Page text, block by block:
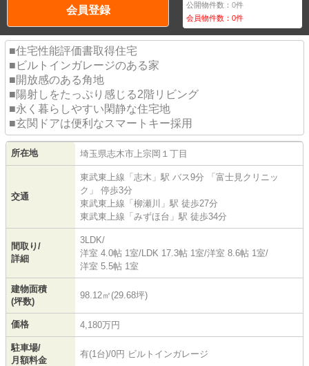
会員登録 公開物件数：0件
会員物件数：0件
■住宅性能評価書取得住宅
■ビルトインガレージのある家
■開放感のある角地
■陽射しをたっぷり感じる2階リビング
■永く暮らしやすい閑静な住宅地
■玄関ドアは便利なスマートキー採用
所在地 埼玉県志木市上宗岡 １丁目
交通
東武東上線 「 志木 」駅 バス9分 「富士見クリニッ
ク」 停歩3分
東武東上線 「 柳瀬川 」駅 徒歩27分
東武東上線 「 みずほ台 」駅 徒歩34分
間取り/
詳細
3LDK/
洋室 4.0帖 1室/LDK 17.3帖 1室/洋室 8.6帖 1室/
洋室 5.5帖 1室
建物面積
(坪数)
98.12㎡(29.68坪)
価格 4,180万円
駐車場/
月額料金
有(1台)/0円 ビルトインガレージ